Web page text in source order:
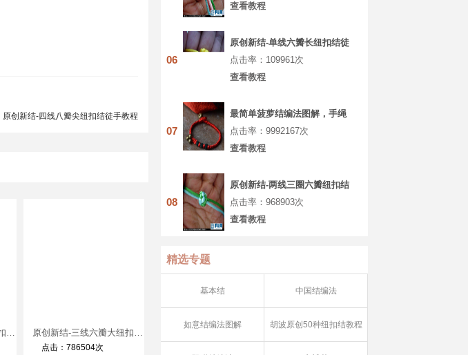
查看教程
06
原创新结-单线六瓣长纽扣结徒
手教程
点击率：109961次
查看教程
07
最简单菠萝结编法图解，手绳
菠萝扣教程做法
点击率：9992167次
查看教程
08
原创新结-两线三圈六瓣纽扣结
徒手教程
点击率：968903次
查看教程
精选专题
基本结 中国结编法
如意结编法图解 胡波原创50种纽扣结教程
原创新结-四线八瓣尖纽扣结徒手教程
原创新结-四线八瓣大纽扣结徒手教程 原创新结-三线六瓣大纽扣结徒手教程
点击：786504次